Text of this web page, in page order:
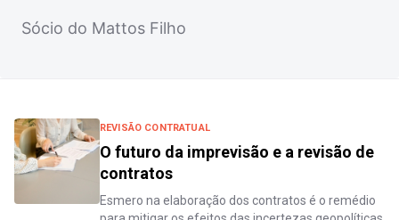
Sócio do Mattos Filho
REVISÃO CONTRATUAL
O futuro da imprevisão e a revisão de
contratos
Esmero na elaboração dos contratos é o remédio